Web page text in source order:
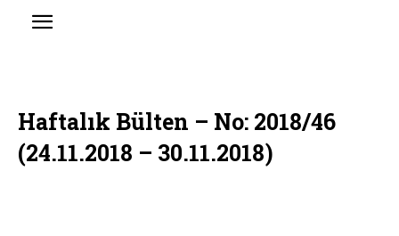
Haftalık Bülten – No: 2018/46
(24.11.2018 – 30.11.2018)